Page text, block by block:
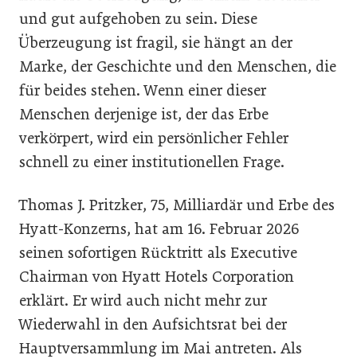
und gut aufgehoben zu sein. Diese
Überzeugung ist fragil, sie hängt an der
Marke, der Geschichte und den Menschen, die
für beides stehen. Wenn einer dieser
Menschen derjenige ist, der das Erbe
verkörpert, wird ein persönlicher Fehler
schnell zu einer institutionellen Frage.
Thomas J. Pritzker, 75, Milliardär und Erbe des
Hyatt-Konzerns, hat am 16. Februar 2026
seinen sofortigen Rücktritt als Executive
Chairman von Hyatt Hotels Corporation
erklärt. Er wird auch nicht mehr zur
Wiederwahl in den Aufsichtsrat bei der
Hauptversammlung im Mai antreten. Als